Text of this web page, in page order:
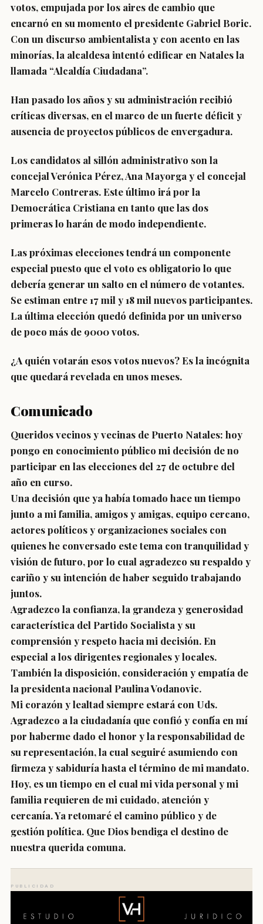
votos, empujada por los aires de cambio que
encarnó en su momento el presidente Gabriel Boric.
Con un discurso ambientalista y con acento en las
minorías, la alcaldesa intentó edificar en Natales la
llamada “Alcaldía Ciudadana”.
Han pasado los años y su administración recibió
críticas diversas, en el marco de un fuerte déficit y
ausencia de proyectos públicos de envergadura.
Los candidatos al sillón administrativo son la
concejal Verónica Pérez, Ana Mayorga y el concejal
Marcelo Contreras. Este último irá por la
Democrática Cristiana en tanto que las dos
primeras lo harán de modo independiente.
Las próximas elecciones tendrá un componente
especial puesto que el voto es obligatorio lo que
debería generar un salto en el número de votantes.
Se estiman entre 17 mil y 18 mil nuevos participantes.
La última elección quedó definida por un universo
de poco más de 9000 votos.
¿A quién votarán esos votos nuevos? Es la incógnita
que quedará revelada en unos meses.
Comunicado
Queridos vecinos y vecinas de Puerto Natales: hoy
pongo en conocimiento público mi decisión de no
participar en las elecciones del 27 de octubre del
año en curso. ⁣
Una decisión que ya había tomado hace un tiempo
junto a mi familia, amigos y amigas, equipo cercano,
actores políticos y organizaciones sociales con
quienes he conversado este tema con tranquilidad y
visión de futuro, por lo cual agradezco su respaldo y
cariño y su intención de haber seguido trabajando
juntos. ⁣
Agradezco la confianza, la grandeza y generosidad
característica del Partido Socialista y su
comprensión y respeto hacia mi decisión. En
especial a los dirigentes regionales y locales.
También la disposición, consideración y empatía de
la presidenta nacional Paulina Vodanovic.⁣
Mi corazón y lealtad siempre estará con Uds.
Agradezco a la ciudadanía que confió y confía en mí
por haberme dado el honor y la responsabilidad de
su representación, la cual seguiré asumiendo con
firmeza y sabiduría hasta el término de mi mandato.
Hoy, es un tiempo en el cual mi vida personal y mi
familia requieren de mi cuidado, atención y
cercanía. Ya retomaré el camino público y de
gestión política. Que Dios bendiga el destino de
nuestra querida comuna.⁣
PUBLICIDAD